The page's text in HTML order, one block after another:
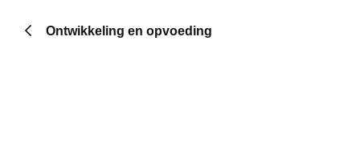
Ontwikkeling en opvoeding